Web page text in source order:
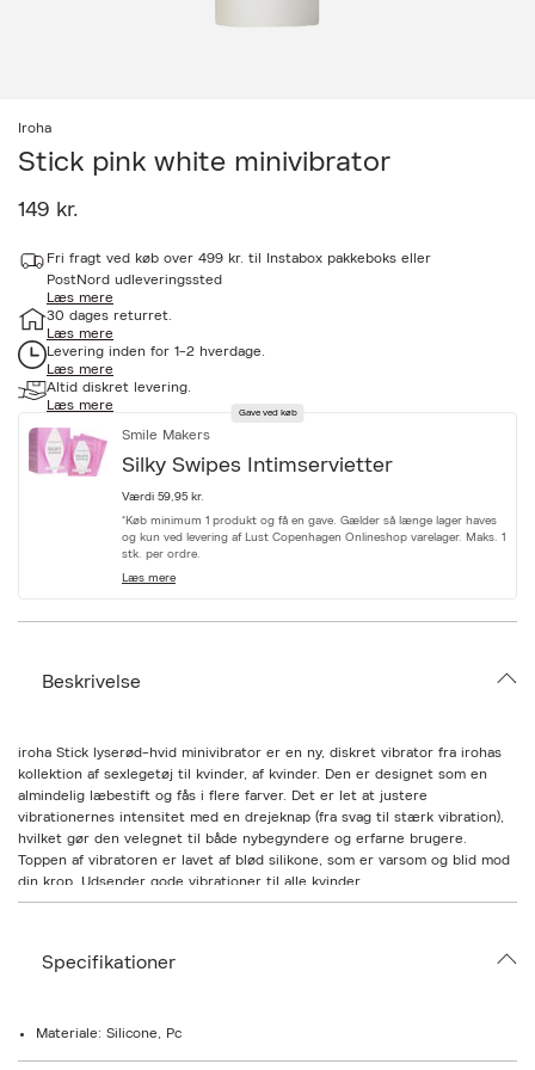
Iroha
Stick pink white minivibrator
149 kr.
c
s
s
i
b
i
i
e
c
t
i
o
n
Fri fragt ved køb over 499 kr. til Instabox pakkeboks eller
PostNord udleveringssted
Læs mere
30 dages returret.
Læs mere
Levering inden for 1-2 hverdage.
Læs mere
Altid diskret levering.
Læs mere
Gave ved køb
Smile Makers
Silky Swipes Intimservietter
Værdi 59,95 kr.
*Køb minimum 1 produkt og få en gave. Gælder så længe lager haves
og kun ved levering af Lust Copenhagen Onlineshop varelager. Maks. 1
stk. per ordre.
Læs mere
Beskrivelse
iroha Stick lyserød-hvid minivibrator er en ny, diskret vibrator fra irohas
kollektion af sexlegetøj til kvinder, af kvinder. Den er designet som en
almindelig læbestift og fås i flere farver. Det er let at justere
vibrationernes intensitet med en drejeknap (fra svag til stærk vibration),
hvilket gør den velegnet til både nybegyndere og erfarne brugere.
Toppen af vibratoren er lavet af blød silikone, som er varsom og blid mod
din krop. Udsender gode vibrationer til alle kvinder.
Vægt: 44 gram
Vandtæt op til 50 cm
Specifikationer
Materiale: Silicone, Pc